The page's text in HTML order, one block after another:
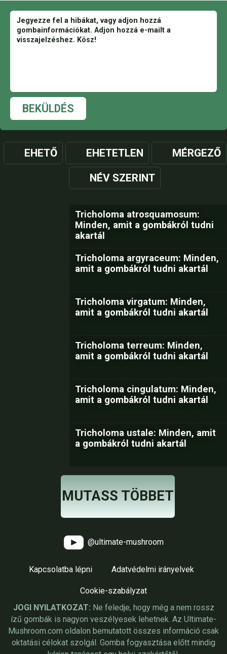
BEKÜLDÉS
EHETŐ EHETETLEN MÉRGEZŐ
NÉV SZERINT
Tricholoma atrosquamosum:
Minden, amit a gombákról tudni
akartál
Tricholoma argyraceum: Minden,
amit a gombákról tudni akartál
Tricholoma virgatum: Minden,
amit a gombákról tudni akartál
Tricholoma terreum: Minden,
amit a gombákról tudni akartál
Tricholoma cingulatum: Minden,
amit a gombákról tudni akartál
Tricholoma ustale: Minden, amit
a gombákról tudni akartál
MUTASS TÖBBET
@ultimate-mushroom
Kapcsolatba lépni Adatvédelmi irányelvek
Cookie-szabályzat
JOGI NYILATKOZAT: Ne feledje, hogy még a nem rossz
ízű gombák is nagyon veszélyesek lehetnek. Az Ultimate-
Mushroom.com oldalon bemutatott összes információ csak
oktatási célokat szolgál. Gomba fogyasztása előtt mindig